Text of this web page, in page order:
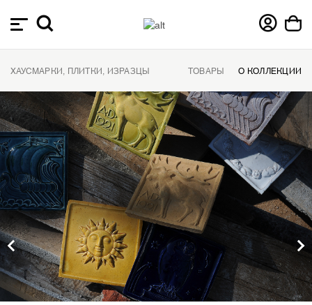
ХАУСМАРКИ, ПЛИТКИ, ИЗРАЗЦЫ ТОВАРЫ О КОЛЛЕКЦИИ